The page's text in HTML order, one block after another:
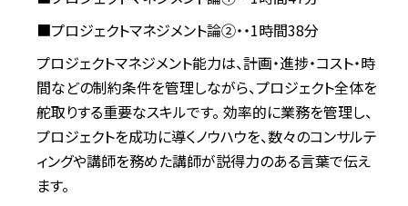
■プロジェクトマネジメント論②・・1時間38分
プロジェクトマネジメント能力は、計画・進捗・コスト・時
間などの制約条件を管理しながら、プロジェクト全体を
舵取りする重要なスキルです。 効率的に業務を管理し、
プロジェクトを成功に導くノウハウを、数々のコンサルテ
ィングや講師を務めた講師が説得力のある言葉で伝え
ます。